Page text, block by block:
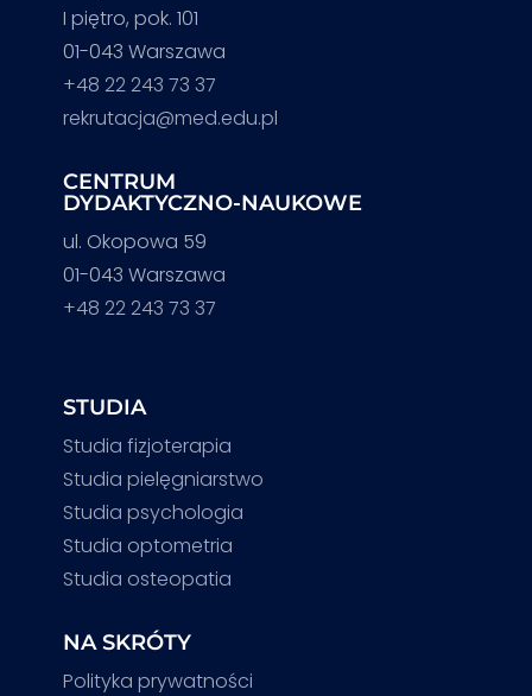
I piętro, pok. 101
01-043 Warszawa
+48 22 243 73 37
rekrutacja@med.edu.pl
CENTRUM
DYDAKTYCZNO-NAUKOWE
ul. Okopowa 59
01-043 Warszawa
+48 22 243 73 37
STUDIA
Studia fizjoterapia
Studia pielęgniarstwo
Studia psychologia
Studia optometria
Studia osteopatia
NA SKRÓTY
Polityka prywatności